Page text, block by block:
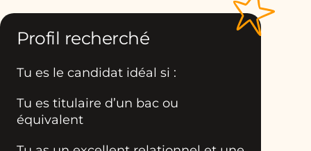
Profil recherché
Tu es le candidat idéal si :
Tu es titulaire d’un bac ou
équivalent